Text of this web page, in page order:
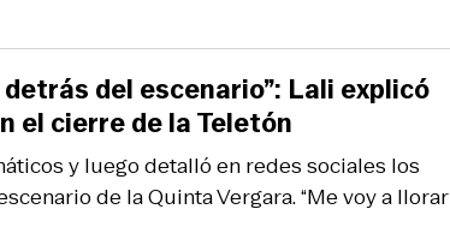
y luego detalló en redes sociales los
de la Quinta Vergara. “Me voy a llorar
del escenario”: Lali explicó
el cierre de la Teletón